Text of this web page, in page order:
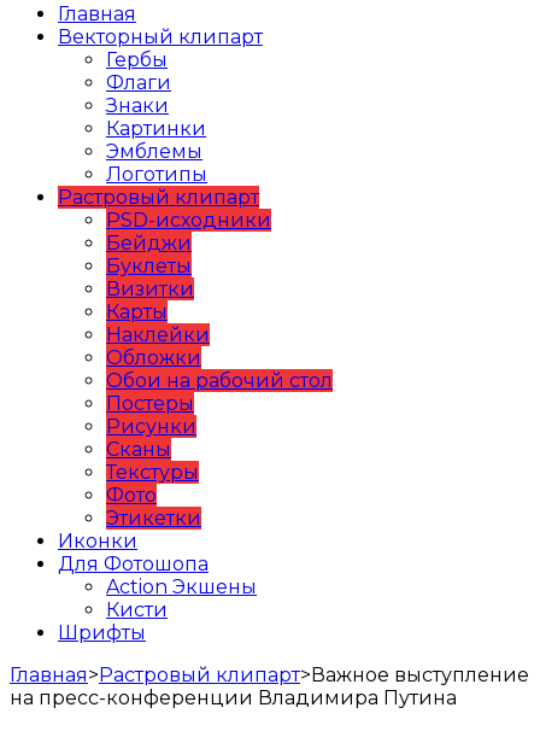
Главная
Векторный клипарт
Гербы
Флаги
Знаки
Картинки
Эмблемы
Логотипы
Растровый клипарт
PSD-исходники
Бейджи
Буклеты
Визитки
Карты
Наклейки
Обложки
Обои на рабочий стол
Постеры
Рисунки
Сканы
Текстуры
Фото
Этикетки
Иконки
Для Фотошопа
Action Экшены
Кисти
Шрифты
Главная>Растровый клипарт>Важное выступление
на пресс-конференции Владимира Путина